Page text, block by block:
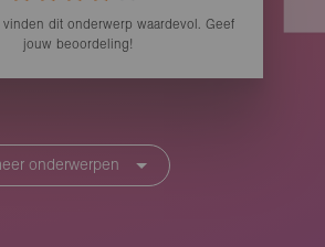
vinden dit onderwerp waardevol. Geef
jouw beoordeling!
onderwerpen